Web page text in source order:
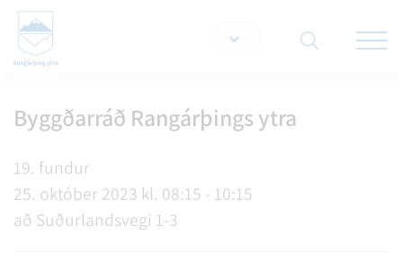
Byggðarráð Rangárþings ytra
19. fundur
25. október 2023 kl. 08:15 - 10:15
að Suðurlandsvegi 1-3
Leita á vef